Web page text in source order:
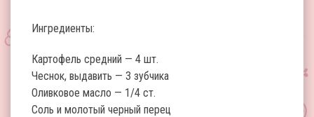
Ингредиенты:
Картофель средний — 4 шт.
Чеснок, выдавить — 3 зубчика
Оливковое масло — 1/4 ст.
Соль и молотый черный перец